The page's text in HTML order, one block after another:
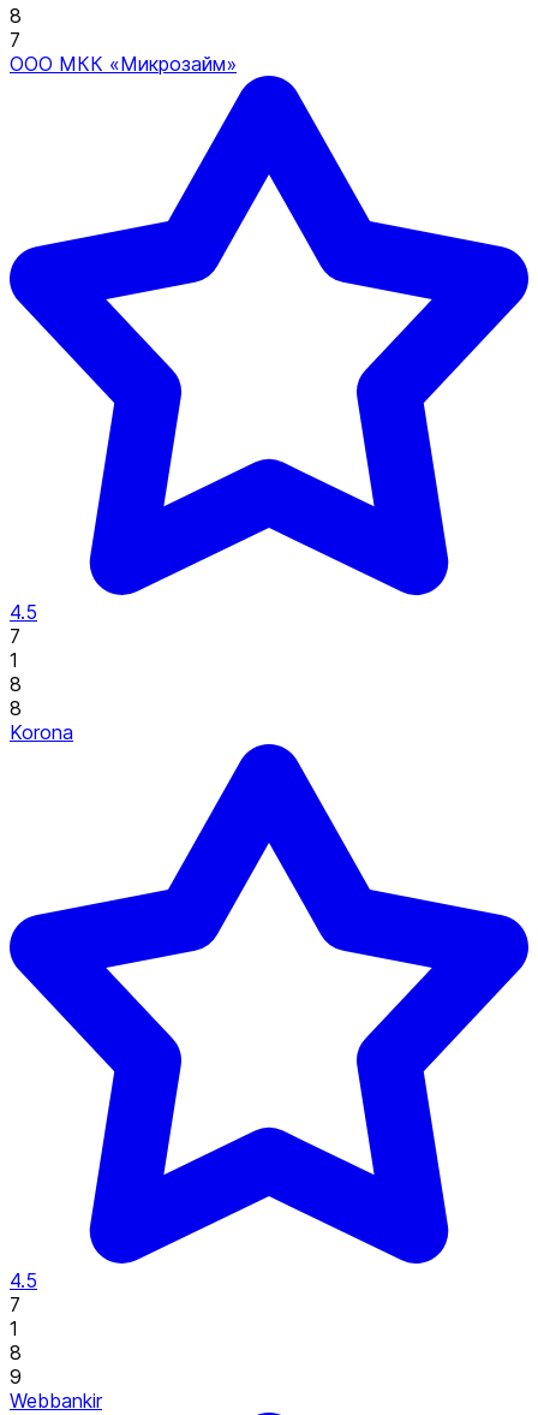
8
7
ООО МКК «Микрозайм»
4.5
7
1
8
8
Korona
4.5
7
1
8
9
Webbankir